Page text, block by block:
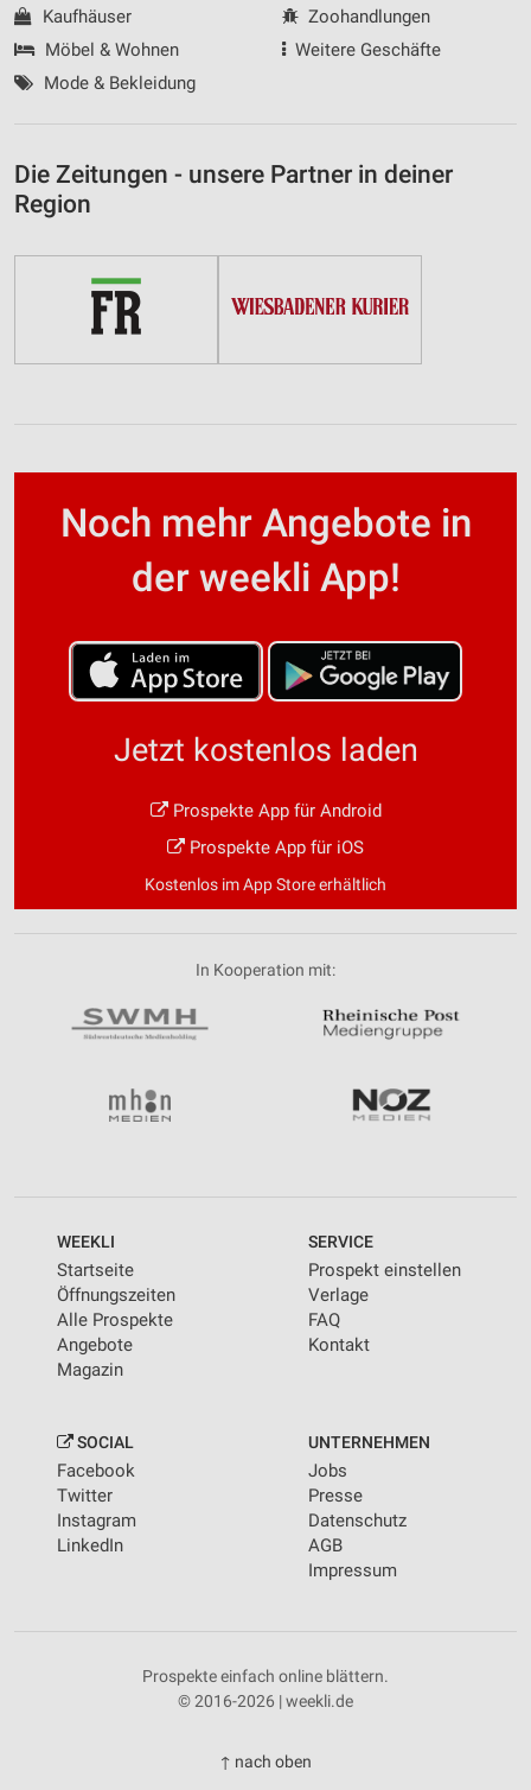
Kaufhäuser
Möbel & Wohnen
Mode & Bekleidung
Zoohandlungen
Weitere Geschäfte
Die Zeitungen - unsere Partner in deiner
Region
Noch mehr Angebote in
der weekli App!
Jetzt kostenlos laden
Prospekte App für Android
Prospekte App für iOS
Kostenlos im App Store erhältlich
In Kooperation mit:
WEEKLI
Startseite
Öffnungszeiten
Alle Prospekte
Angebote
Magazin
SERVICE
Prospekt einstellen
Verlage
FAQ
Kontakt
SOCIAL
Facebook
Twitter
Instagram
LinkedIn
UNTERNEHMEN
Jobs
Presse
Datenschutz
AGB
Impressum
Prospekte einfach online blättern.
© 2016-2026 | weekli.de
↑ nach oben